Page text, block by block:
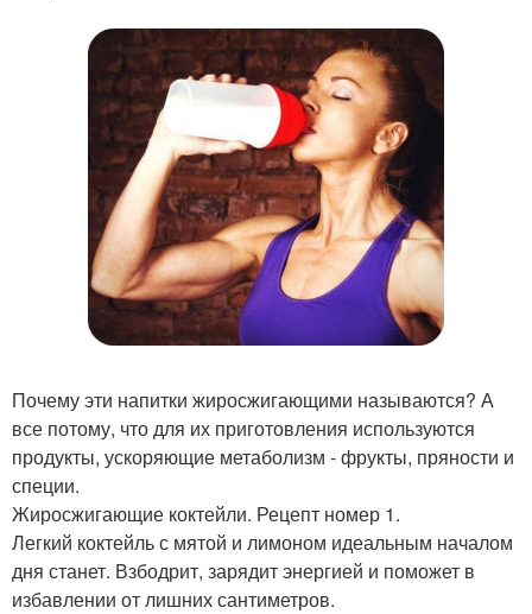
Почему эти напитки жиросжигающими называются? А
все потому, что для их приготовления используются
продукты, ускоряющие метаболизм - фрукты, пряности и
специи.
Жиросжигающие коктейли. Рецепт номер 1.
Легкий коктейль с мятой и лимоном идеальным началом
дня станет. Взбодрит, зарядит энергией и поможет в
избавлении от лишних сантиметров.